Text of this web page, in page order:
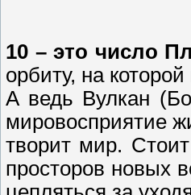
10 – это число
орбиту, на
А ведь Вулкан
мировосприятие
творит мир.
просторов новых